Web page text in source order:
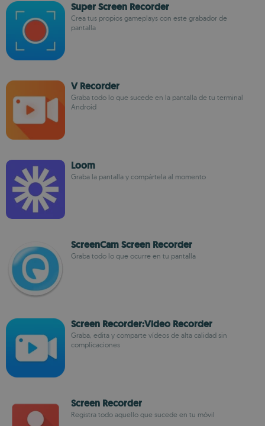
Super Screen Recorder
Crea tus propios gameplays con este grabador de
pantalla
V Recorder
Graba todo lo que sucede en la pantalla de tu terminal
Android
Loom
Graba la pantalla y compártela al momento
ScreenCam Screen Recorder
Graba todo lo que ocurre en tu pantalla
Screen Recorder:Video Recorder
Graba, edita y comparte vídeos de alta calidad sin
complicaciones
Screen Recorder
Registra todo aquello que sucede en tu móvil